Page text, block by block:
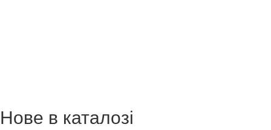
Нове в каталозі